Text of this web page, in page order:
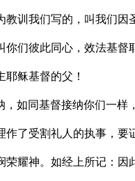
训我们写的，叫我们因
们彼此同心，效法基督
稣基督的父！
如同基督接纳你们一样
了受割礼人的执事，要
耀神。如经上所记：因